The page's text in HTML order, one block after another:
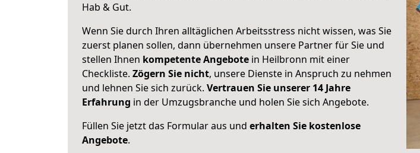
Hab & Gut.
Wenn Sie durch Ihren alltäglichen Arbeitsstress nicht wissen, was Sie
zuerst planen sollen, dann übernehmen unsere Partner für Sie und
stellen Ihnen kompetente Angebote in Heilbronn mit einer
Checkliste. Zögern Sie nicht, unsere Dienste in Anspruch zu nehmen
und lehnen Sie sich zurück. Vertrauen Sie unserer 14 Jahre
Erfahrung in der Umzugsbranche und holen Sie sich Angebote.
Füllen Sie jetzt das Formular aus und erhalten Sie kostenlose
Angebote.